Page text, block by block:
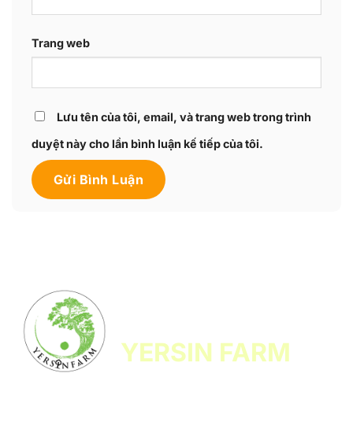
Trang web
Lưu tên của tôi, email, và trang web trong trình
duyệt này cho lần bình luận kế tiếp của tôi.
YERSIN FARM